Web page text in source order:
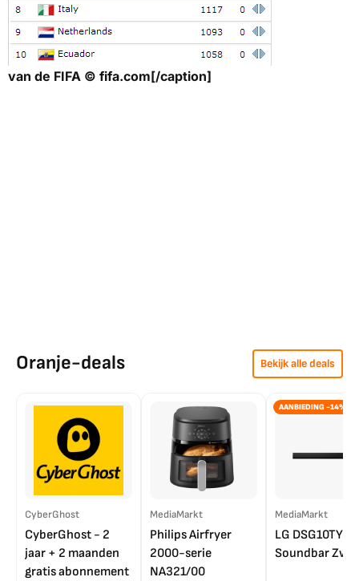
van de FIFA © fifa.com[/caption]
Oranje-deals Bekijk alle deals
CyberGhost
CyberGhost - 2
jaar + 2 maanden
gratis abonnement
MediaMarkt
Philips Airfryer
2000-serie
NA321/00
AANBIEDING -14%
MediaMarkt
LG DSG10TY
Soundbar